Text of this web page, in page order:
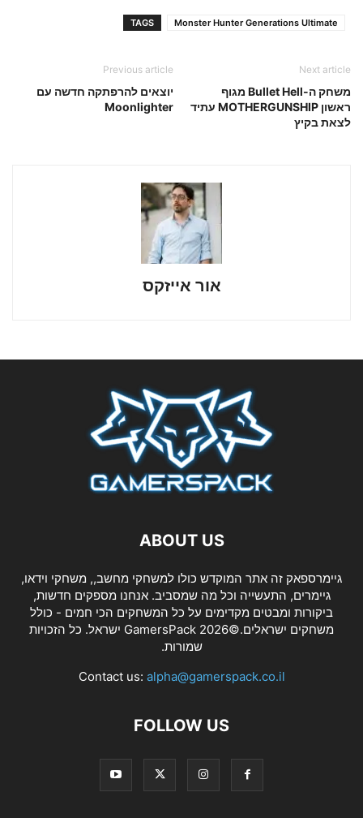
TAGS Monster Hunter Generations Ultimate
Previous article
יוצאים להרפתקה חדשה עם
Moonlighter
Next article
משחק ה-Bullet Hell מגוף
ראשון MOTHERGUNSHIP עתיד
לצאת בקיץ
אור אייזקס
ABOUT US
גיימרספאק זה אתר המוקדש כולו למשחקי מחשב,, משחקי וידאו,
גיימרים, התעשייה וכל מה שמסביב. אנחנו מספקים חדשות,
ביקורות ומבטים מקדימים על כל המשחקים הכי חמים - כולל
משחקים ישראלים.©2026 GamersPack ישראל. כל הזכויות
שמורות.
Contact us: alpha@gamerspack.co.il
FOLLOW US